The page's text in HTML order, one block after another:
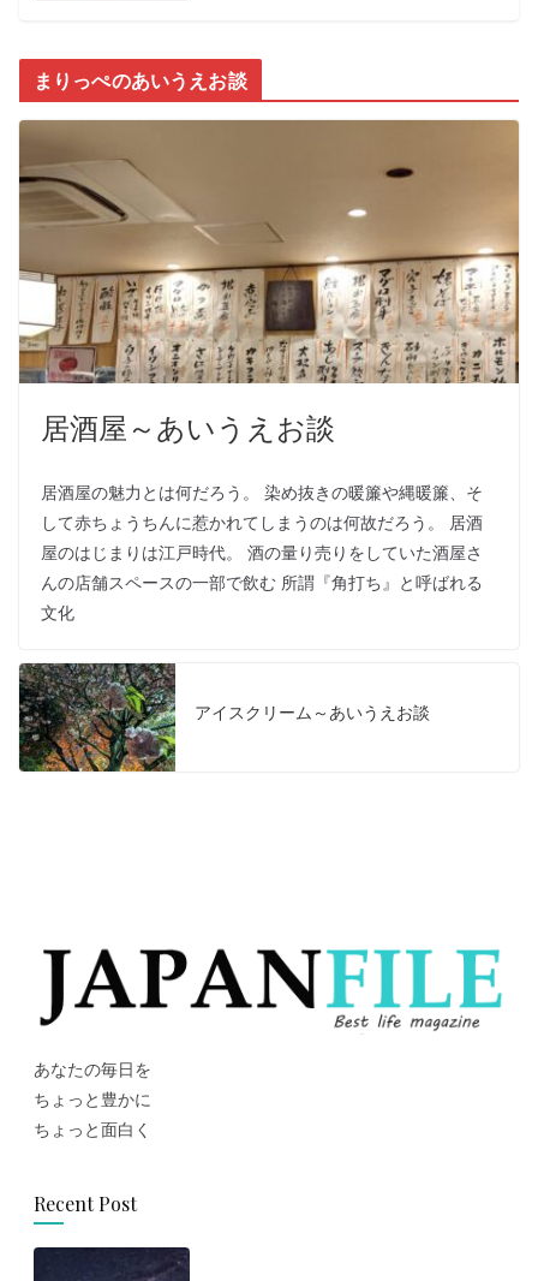
まりっぺのあいうえお談
居酒屋～あいうえお談
居酒屋の魅力とは何だろう。 染め抜きの暖簾や縄暖簾、そ
して赤ちょうちんに惹かれてしまうのは何故だろう。 居酒
屋のはじまりは江戸時代。 酒の量り売りをしていた酒屋さ
んの店舗スペースの一部で飲む 所謂『角打ち』と呼ばれる
文化
アイスクリーム～あいうえお談
あなたの毎日を
ちょっと豊かに
ちょっと面白く
Recent Post